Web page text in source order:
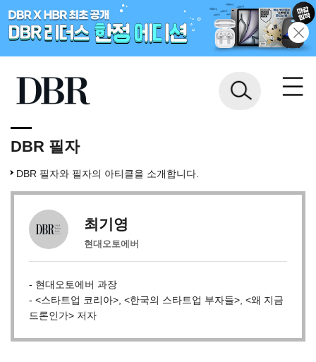
DBR 필자
DBR 필자와 필자의 아티클을 소개합니다.
최기영
현대오토에버
- 현대오토에버 과장
- <스타트업 코리아>, <한국의 스타트업 부자들>, <왜 지금
드론인가> 저자